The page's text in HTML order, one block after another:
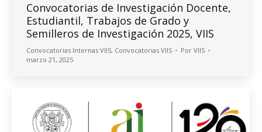
Convocatorias de Investigación Docente,
Estudiantil, Trabajos de Grado y
Semilleros de Investigación 2025, VIIS
Convocatorias Internas VIIS, Convocatorias VIIS Por VIIS
marzo 21, 2025